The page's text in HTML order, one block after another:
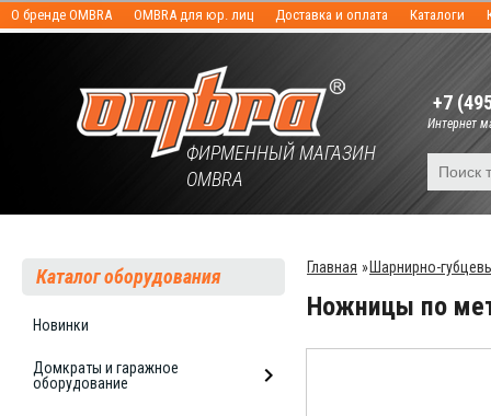
О бренде OMBRA OMBRA для юр. лиц Доставка и оплата Каталоги
ФИРМЕННЫЙ МАГАЗИН
OMBRA
+7
Интернет
Каталог оборудования
Новинки
Домкраты и гаражное
оборудование
Главная »Шарнирно-
Ножницы по